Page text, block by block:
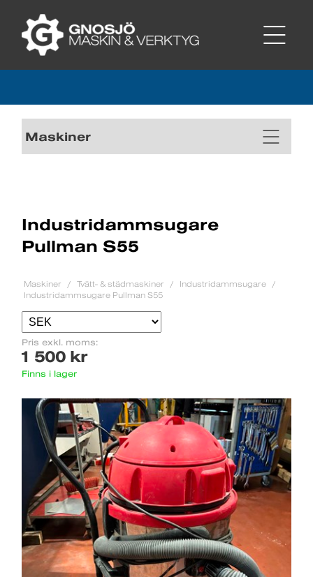
Maskiner
Industridammsugare
Pullman S55
Maskiner Tvätt- & städmaskiner
Industridammsugare
Industridammsugare Pullman S55
Pris exkl. moms:
1 500 kr
Finns i lager